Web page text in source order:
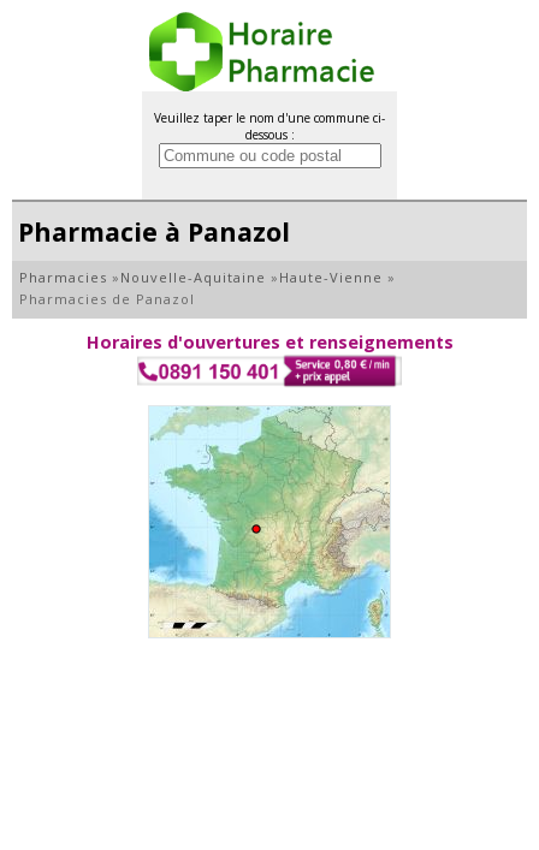
Veuillez taper le nom d'une commune ci-
dessous :
Pharmacie à Panazol
Pharmacies » Nouvelle-Aquitaine » Haute-Vienne »
Pharmacies de Panazol
Horaires d'ouvertures et renseignements